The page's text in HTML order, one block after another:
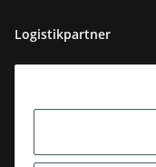
Logistikpartner